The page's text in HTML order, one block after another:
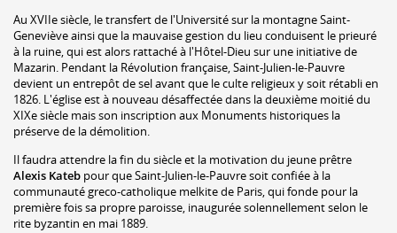
Au XVIIe siècle, le transfert de l'Université sur la montagne Saint-
Geneviève ainsi que la mauvaise gestion du lieu conduisent le prieuré
à la ruine, qui est alors rattaché à l'Hôtel-Dieu sur une initiative de
Mazarin. Pendant la Révolution française, Saint-Julien-le-Pauvre
devient un entrepôt de sel avant que le culte religieux y soit rétabli en
1826. L'église est à nouveau désaffectée dans la deuxième moitié du
XIXe siècle mais son inscription aux Monuments historiques la
préserve de la démolition.
Il faudra attendre la fin du siècle et la motivation du jeune prêtre
Alexis Kateb pour que Saint-Julien-le-Pauvre soit confiée à la
communauté greco-catholique melkite de Paris, qui fonde pour la
première fois sa propre paroisse, inaugurée solennellement selon le
rite byzantin en mai 1889.